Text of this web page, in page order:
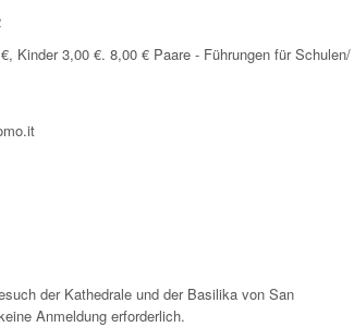
Kinder 3,00 €. 8,00 € Paare - Führungen für Schulen/
der Kathedrale und der Basilika von San
Anmeldung erforderlich.